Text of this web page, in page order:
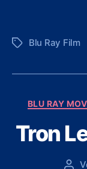
Schlagwörter
Blu Ray Film
BLU RAY
Tron